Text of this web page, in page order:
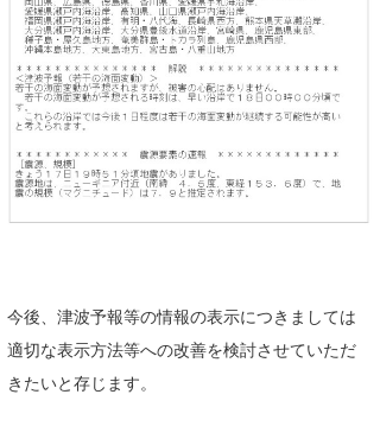
今後、津波予報等の情報の表示につきましては
適切な表示方法等への改善を検討させていただ
きたいと存じます。
大阪
四国
沖縄
サーファーズ
ライター/寄稿メディア
Core Surf Japan